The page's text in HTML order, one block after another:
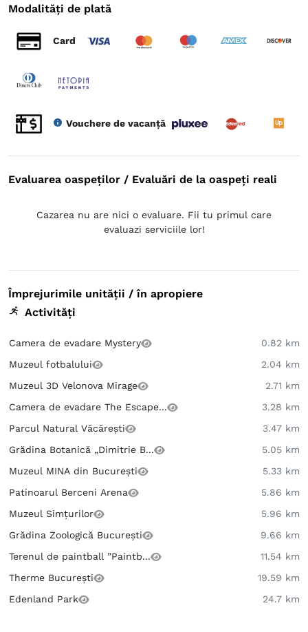
Modalități de plată
Card
Vouchere de vacanță
Evaluarea oaspeților / Evaluări de la oaspeți reali
Cazarea nu are nici o evaluare. Fii tu primul care
evaluazi serviciile lor!
Împrejurimile unității / în apropiere
Activități
Camera de evadare Mystery
0.82 km
Muzeul fotbalului
2.04 km
Muzeul 3D Velonova Mirage
2.71 km
Camera de evadare The Escape...
3.28 km
Parcul Natural Văcărești
3.47 km
Grădina Botanică „Dimitrie B...
5.05 km
Muzeul MINA din București
5.33 km
Patinoarul Berceni Arena
5.86 km
Muzeul Simțurilor
5.96 km
Grădina Zoologică București
9.66 km
Terenul de paintball ”Paintb...
11.54 km
Therme București
19.59 km
Edenland Park
24.7 km